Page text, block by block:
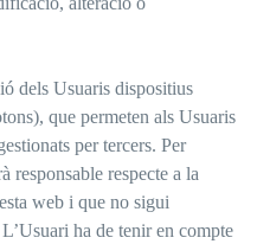
dels Usuaris dispositius
que permeten als Usuaris
per tercers. Per
respecte a la
web i que no sigui
ha de tenir en compte